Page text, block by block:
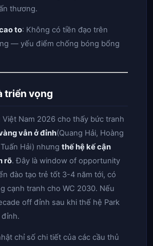
thương.
to: Không có tiền đạo trên
— yếu điểm chống bóng bổng
triển vọng
Việt Nam 2026 cho thấy bức tranh
vẫn ở đỉnh(Quang Hải, Hoàng
Hải) nhưng thế hệ kế cận
rõ. Đây là window of opportunity
đào tạo trẻ tốt 3-4 năm tới, có
cạnh tranh cho WC 2030. Nếu
off đỉnh sau khi thế hệ Park
chỉ số chi tiết của các cầu thủ